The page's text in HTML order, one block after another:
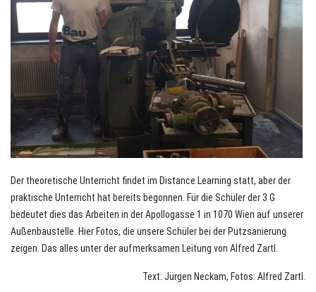
Der theoretische Unterricht findet im Distance Learning statt, aber der
praktische Unterricht hat bereits begonnen. Für die Schüler der 3 G
bedeutet dies das Arbeiten in der Apollogasse 1 in 1070 Wien auf unserer
Außenbaustelle. Hier Fotos, die unsere Schüler bei der Putzsanierung
zeigen. Das alles unter der aufmerksamen Leitung von Alfred Zartl.
Text: Jürgen Neckam, Fotos: Alfred Zartl.